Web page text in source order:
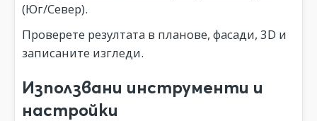
(Юг/Север).
Проверете резултата в планове, фасади, 3D и
записаните изгледи.
Използвани инструменти и
настройки